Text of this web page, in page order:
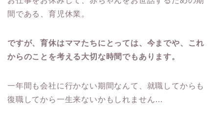
間である、育児休業。
ですが、育休はママたちにとっては、今までや、これ
からのことを考える大切な時間でもあります。
一年間も会社に行かない期間なんて、就職してからも
復職してから一生来ないかもしれません…